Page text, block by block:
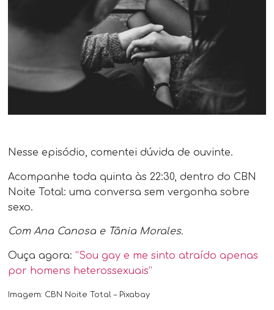
Nesse episódio, comentei dúvida de ouvinte.
Acompanhe toda quinta às 22:30​, dentro do CBN
Noite Total: uma conversa sem vergonha sobre
sexo.
Com Ana Canosa e Tânia Morales.
Ouça agora:“Sou gay e me sinto atraído apenas
por homens heterossexuais”
Imagem: CBN Noite Total – Pixabay